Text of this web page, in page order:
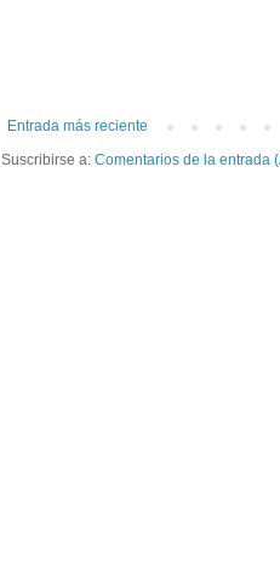
Entrada más reciente
Suscribirse a: Comentarios de la entrada